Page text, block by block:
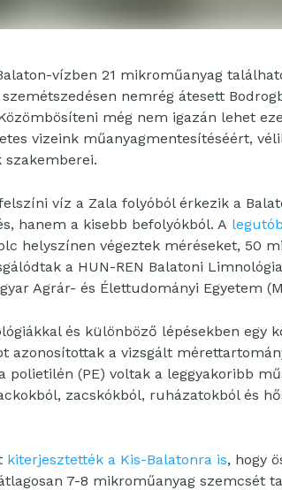
vízben 21 mikroműanyag
nemrég átesett
még nem igazán lehet
vizeink műanyagmentesítéséért,
víz a Zala folyóból érkezik a
hanem a kisebb befolyókból. A
helyszínen végeztek méréseket, 50
a HUN-REN Balatoni
Agrár- és Élettudományi Egyetem
és különböző lépésekben egy
azonosítottak a vizsgált
polietilén (PE) voltak a leggyakoribb
zacskókból, ruházatokból és
kiterjesztették a Kis-Balatonra is, hogy
7-8 mikroműanyag szemcsét